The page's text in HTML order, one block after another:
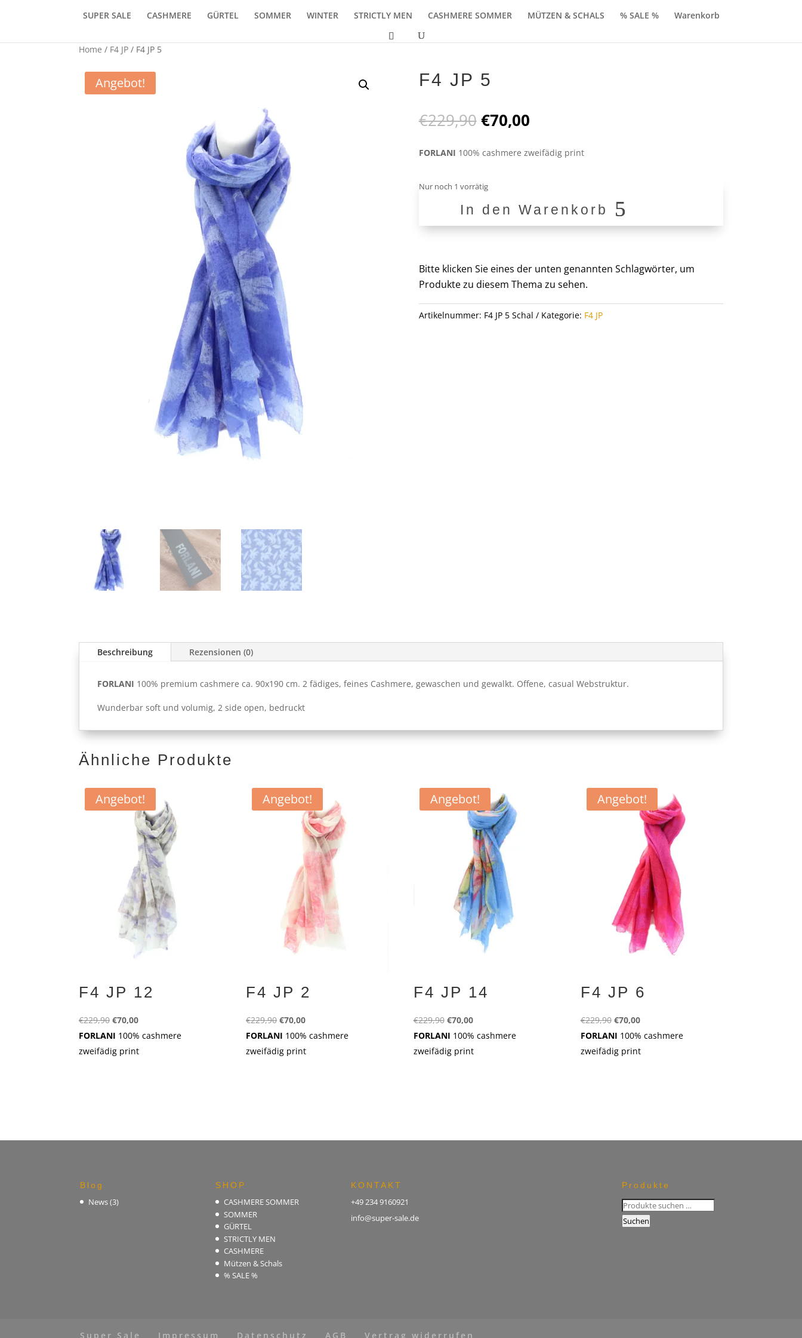
SUPER SALE CASHMERE GÜRTEL SOMMER WINTER STRICTLY MEN CASHMERE SOMMER MÜTZEN & SCHALS % SALE % Warenkorb
Home / F4 JP / F4 JP 5
Angebot! F4 JP 5
€229,90 Ursprünglicher
Preis
war:
€70,00Aktueller
ist:
FORLANI 100% cashmere zweifädig print
Nur noch 1 vorrätig
Menge
In den Warenkorb
Bitte klicken Sie eines der unten genannten Schlagwörter, um
Produkte zu diesem Thema zu sehen.
Artikelnummer: F4 JP 5 Schal Kategorie: F4 JP
Beschreibung Rezensionen (0)
FORLANI 100% premium cashmere ca. 90x190 cm. 2 fädiges, feines Cashmere, gewaschen und gewalkt. Offene, casual Webstruktur.
Wunderbar soft und volumig, 2 side open, bedruckt
Ähnliche Produkte
Angebot!
F4 JP 12
€229,90 Ursprünglicher
Preis
war:
€70,00Aktueller
Preis
ist:
FORLANI 100% cashmere
zweifädig print
Angebot!
F4 JP 2
€229,90Ursprünglicher
Preis
war:
€70,00Aktueller
Preis
ist:
FORLANI 100% cashmere
zweifädig print
Angebot!
F4 JP 14
€229,90 Ursprünglicher
Preis
war:
€70,00Aktueller
Preis
ist:
FORLANI 100% cashmere
zweifädig print
Angebot!
F4 JP 6
€229,90 Ursprünglicher
Preis
war:
€70,00Aktueller
Preis
ist:
FORLANI 100% cashmere
zweifädig print
Blog
News(3)
SHOP
CASHMERE SOMMER
SOMMER
GÜRTEL
STRICTLY MEN
CASHMERE
Mützen & Schals
% SALE %
KONTAKT
+49 234 9160921
info@super-sale.de
Produkte
Suchen
nach:
Suchen
Super Sale Impressum Datenschutz AGB Vertrag widerrufen